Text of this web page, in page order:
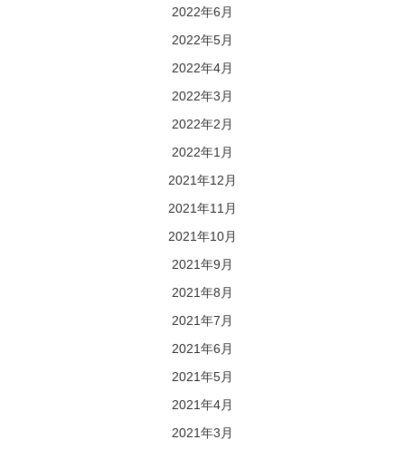
2022年6月
2022年5月
2022年4月
2022年3月
2022年2月
2022年1月
2021年12月
2021年11月
2021年10月
2021年9月
2021年8月
2021年7月
2021年6月
2021年5月
2021年4月
2021年3月